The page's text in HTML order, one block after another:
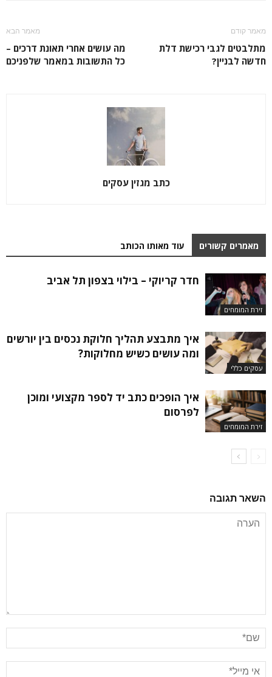
מאמר קודם
מתלבטים לגבי רכישת דלת
חדשה לבניין?
מאמר הבא
מה עושים אחרי תאונת דרכים –
כל התשובות במאמר שלפניכם
כתב מגזין עסקים
מאמרים קשורים עוד מאותו הכותב
זירת המומחים
חדר קריוקי – בילוי בצפון תל אביב
עסקים כללי
איך מתבצע תהליך חלוקת נכסים בין יורשים
ומה עושים כשיש מחלוקות?
זירת המומחים
איך הופכים כתב יד לספר מקצועי ומוכן
לפרסום
השאר תגובה